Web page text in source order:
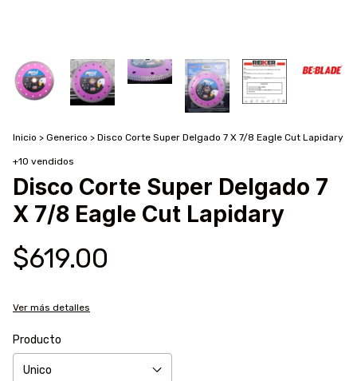
Inicio > Generico > Disco Corte Super Delgado 7 X 7/8 Eagle Cut Lapidary
+10 vendidos
Disco Corte Super Delgado 7
X 7/8 Eagle Cut Lapidary
$619.00
Ver más detalles
Producto